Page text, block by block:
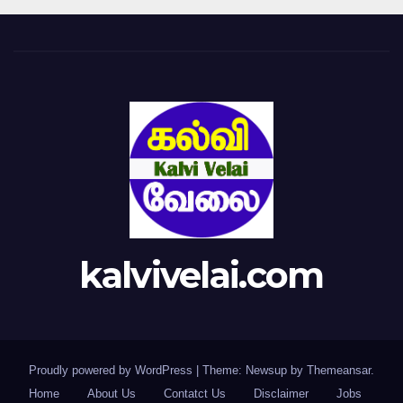
kalvivelai.com
Proudly powered by WordPress | Theme: Newsup by Themeansar.
Home
About Us Contatct Us Disclaimer Jobs